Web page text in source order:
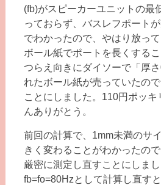
(fb)がスピーカーユニットの最
っておらず、バスレフポート
でわかったので、やはり放っ
ボール紙でポートを長くする
つらえ向きにダイソーで「厚
れたボール紙が売っていたの
ことにしました。110円ポッキ
んありがとう。
前回の計算で、1mm未満のサ
きく変わることがわかったの
厳密に測定し直すことにしま
fb=fo=80Hzとして計算し直す